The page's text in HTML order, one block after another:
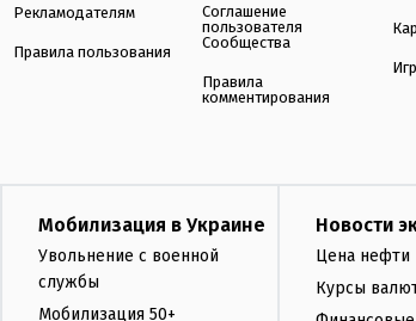
Рекламодателям
Правила пользования
Соглашение
пользователя
Сообщества
Правила
комментирования
Мобилизация в Украине
Увольнение с военной
службы
Мобилизация 50+
Новости
Цена нефти
Курсы